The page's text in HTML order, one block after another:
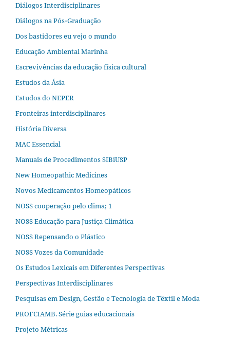
Diálogos Interdisciplinares
Diálogos na Pós‐Graduação
Dos bastidores eu vejo o mundo
Educação Ambiental Marinha
Escrevivências da educação física cultural
Estudos da Ásia​
Estudos do NEPER
Fronteiras interdisciplinares
História Diversa
MAC Essencial
Manuais de Procedimentos SIBiUSP
New Homeopathic Medicines
Novos Medicamentos Homeopáticos
NOSS cooperação pelo clima; 1
NOSS Educação para Justiça Climática
NOSS Repensando o Plástico
NOSS Vozes da Comunidade
Os Estudos Lexicais em Diferentes Perspectivas
Perspectivas Interdisciplinares
Pesquisas em Design, Gestão e Tecnologia de Têxtil e Moda
PROFCIAMB. Série guias educacionais
Projeto Métricas